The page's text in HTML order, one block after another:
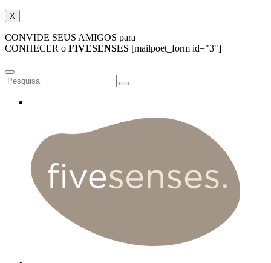
X
CONVIDE SEUS AMIGOS para
CONHECER o FIVESENSES [mailpoet_form id="3"]